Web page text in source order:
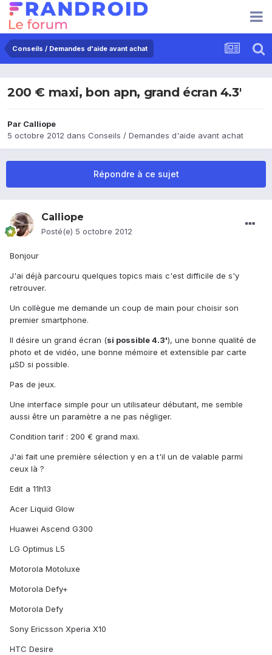
Conseils / Demandes d'aide avant achat
200 € maxi, bon apn, grand écran 4.3'
Par Calliope
5 octobre 2012 dans Conseils / Demandes d'aide avant achat
Répondre à ce sujet
Calliope
Posté(e) 5 octobre 2012
Bonjour
J'ai déjà parcouru quelques topics mais c'est difficile de s'y
retrouver.
Un collègue me demande un coup de main pour choisir son
premier smartphone.
Il désire un grand écran (si possible 4.3'), une bonne qualité de
photo et de vidéo, une bonne mémoire et extensible par carte
µSD si possible.
Pas de jeux.
Une interface simple pour un utilisateur débutant, me semble
aussi être un paramètre a ne pas négliger.
Condition tarif : 200 € grand maxi.
J'ai fait une première sélection y en a t'il un de valable parmi
ceux là ?
Edit a 11h13
Acer Liquid Glow
Huawei Ascend G300
LG Optimus L5
Motorola Motoluxe
Motorola Defy+
Motorola Defy
Sony Ericsson Xperia X10
HTC Desire